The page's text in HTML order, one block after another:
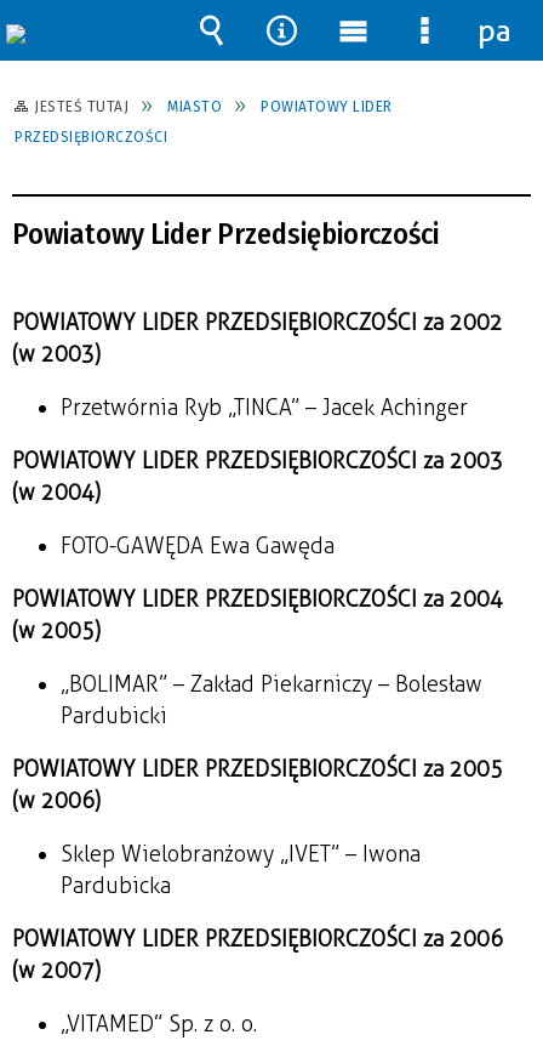
JESTEŚ TUTAJ MIASTO
POWIATOWY LIDER
PRZEDSIĘBIORCZOŚCI
Powiatowy Lider Przedsiębiorczości
POWIATOWY LIDER PRZEDSIĘBIORCZOŚCI za 2002
(w 2003)
Przetwórnia Ryb „TINCA” – Jacek Achinger
POWIATOWY LIDER PRZEDSIĘBIORCZOŚCI za 2003
(w 2004)
FOTO-GAWĘDA Ewa Gawęda
POWIATOWY LIDER PRZEDSIĘBIORCZOŚCI za 2004
(w 2005)
„BOLIMAR” – Zakład Piekarniczy – Bolesław
Pardubicki
POWIATOWY LIDER PRZEDSIĘBIORCZOŚCI za 2005
(w 2006)
Sklep Wielobranżowy „IVET” – Iwona
Pardubicka
POWIATOWY LIDER PRZEDSIĘBIORCZOŚCI za 2006
(w 2007)
„VITAMED” Sp. z o. o.
Wyszukiwarka
Narzędzia
Menu
główne
Menu